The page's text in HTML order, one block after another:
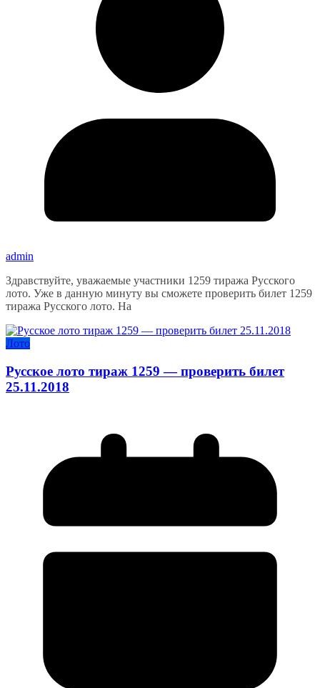
admin
Здравствуйте, уважаемые участники 1259 тиража Русского
лото. Уже в данную минуту вы сможете проверить билет 1259
тиража Русского лото. На
Лото
Русское лото тираж 1259 — проверить билет
25.11.2018